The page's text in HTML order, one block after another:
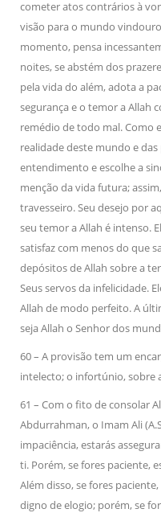
cometer atos contrários à
visão para o mundo
momento, pensa
noites, se abstém dos
pela vida do além, adota a
segurança e o temor a Allah
remédio de todo mal. Como
realidade deste mundo e das
entendimento e escolhe a
menção da vida futura;
travesseiro. Seu desejo por
seu temor a Allah é intenso.
satisfaz com menos do que
depósitos de Allah sobre a
Seus servos da infelicidade.
Allah de modo perfeito. A
seja Allah o Senhor dos
60 – A provisão tem um
intelecto; o infortúnio, sobre
61 – Com o fito de consolar
Abdurrahman, o Imam Ali
impaciência, estarás
ti. Porém, se fores paciente,
Além disso, se fores
digno de elogio; porém, se